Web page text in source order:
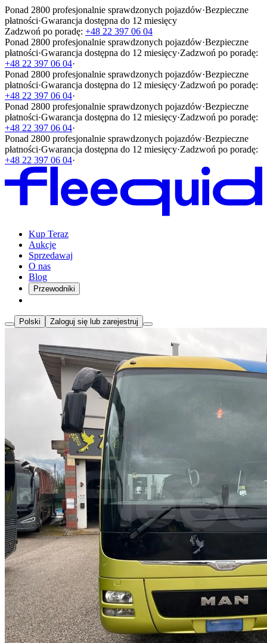
Ponad 2800 profesjonalnie sprawdzonych pojazdów·Bezpieczne
płatności·Gwarancja dostępna do 12 miesięcy
Zadzwoń po poradę: +48 22 397 06 04
Ponad 2800 profesjonalnie sprawdzonych pojazdów·Bezpieczne
płatności·Gwarancja dostępna do 12 miesięcy·Zadzwoń po poradę:
+48 22 397 06 04·
Ponad 2800 profesjonalnie sprawdzonych pojazdów·Bezpieczne
płatności·Gwarancja dostępna do 12 miesięcy·Zadzwoń po poradę:
+48 22 397 06 04·
Ponad 2800 profesjonalnie sprawdzonych pojazdów·Bezpieczne
płatności·Gwarancja dostępna do 12 miesięcy·Zadzwoń po poradę:
+48 22 397 06 04·
Ponad 2800 profesjonalnie sprawdzonych pojazdów·Bezpieczne
płatności·Gwarancja dostępna do 12 miesięcy·Zadzwoń po poradę:
+48 22 397 06 04·
Kup Teraz
Aukcje
Sprzedawaj
O nas
Blog
Przewodniki
Polski Zaloguj się lub zarejestruj